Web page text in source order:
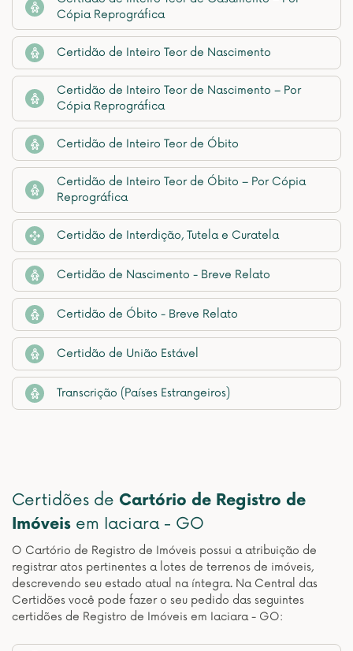
Cópia Reprográfica
Certidão de Inteiro Teor de Nascimento
Certidão de Inteiro Teor de Nascimento – Por
Cópia Reprográfica
Certidão de Inteiro Teor de Óbito
Certidão de Inteiro Teor de Óbito – Por Cópia
Reprográfica
Certidão de Interdição, Tutela e Curatela
Certidão de Nascimento - Breve Relato
Certidão de Óbito - Breve Relato
Certidão de União Estável
Transcrição (Países Estrangeiros)
Certidões de Cartório de Registro de
Imóveis em Iaciara - GO
O Cartório de Registro de Imóveis possui a atribuição de
registrar atos pertinentes a lotes de terrenos de imóveis,
descrevendo seu estado atual na íntegra. Na Central das
Certidões você pode fazer o seu pedido das seguintes
certidões de Registro de Imóveis em Iaciara - GO: